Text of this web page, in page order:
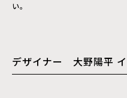
い。
デザイナー 大野陽平